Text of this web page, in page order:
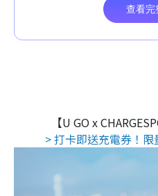
【U GO x
> 打卡即送充電券！